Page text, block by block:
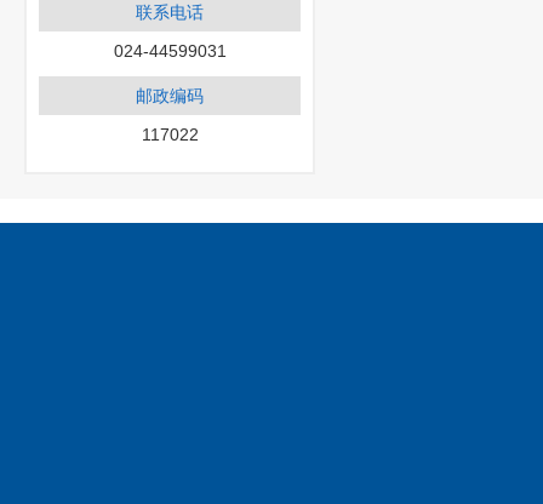
联系电话
024-44599031
邮政编码
117022